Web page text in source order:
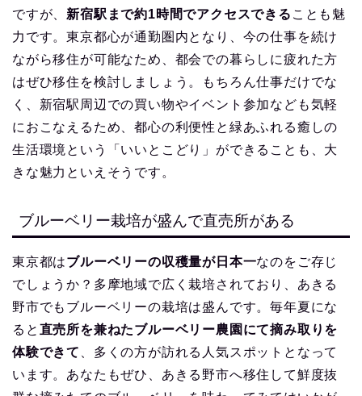
ですが、新宿駅まで約1時間でアクセスできる ことも魅
力です。東京都心が通勤圏内となり、今の仕事を続け
ながら移住が可能なため、都会での暮らしに疲れた方
はぜひ移住を検討しましょう。もちろん仕事だけでな
く、新宿駅周辺での買い物やイベント参加なども気軽
におこなえるため、都心の利便性と緑あふれる癒しの
生活環境という「いいとこどり」ができることも、大
きな魅力といえそうです。
ブルーベリー栽培が盛んで直売所がある
東京都はブルーベリーの収穫量が日本一なのをご存じ
でしょうか？多摩地域で広く栽培されており、あきる
野市でもブルーベリーの栽培は盛んです。毎年夏にな
ると 直売所を兼ねたブルーベリー農園にて摘み取りを
体験できて 、多くの方が訪れる人気スポットとなって
います。あなたもぜひ、あきる野市へ移住して鮮度抜